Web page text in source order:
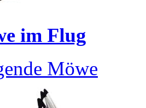
im Flug
Möwe